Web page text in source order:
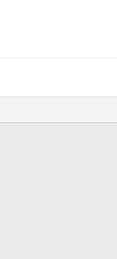
ili priveli licu pravde?